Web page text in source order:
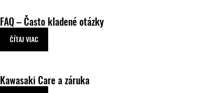
FAQ – Často kladené otázky
ČÍTAJ VIAC
Kawasaki Care a záruka